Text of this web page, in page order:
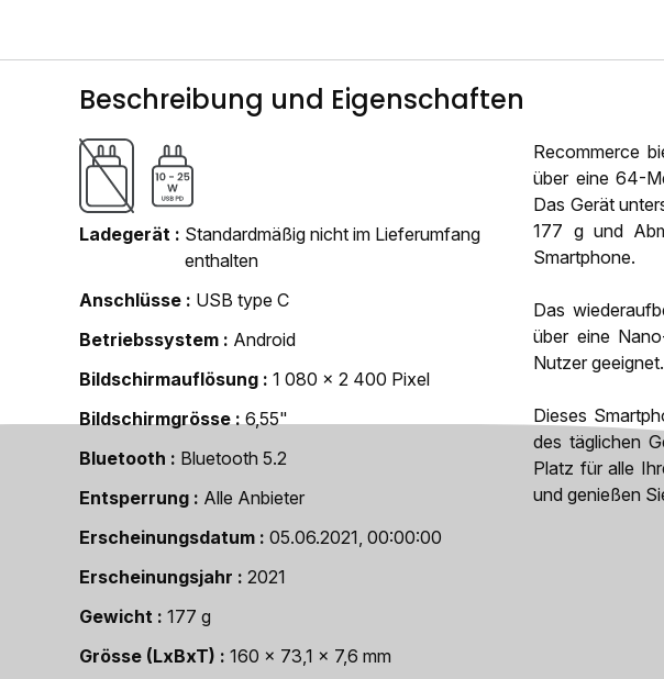
Beschreibung und Eigenschaften
Ladegerät
Standardmäßig nicht im Lieferumfang
enthalten
Anschlüsse
USB type C
Betriebssystem
Android
Bildschirmauflösung
1 080 x 2 400 Pixel
Bildschirmgrösse
6,55"
Bluetooth
Bluetooth 5.2
Entsperrung
Alle Anbieter
Erscheinungsdatum
05.06.2021, 00:00:00
Erscheinungsjahr
2021
Gewicht
177 g
Grösse (LxBxT)
160 x 73,1 x 7,6 mm
Recommerce
über eine 64-
Das Gerät
177 g und
Smartphone.
Das
über eine
Nutzer
Dieses
des täglichen
Platz für alle
und genießen